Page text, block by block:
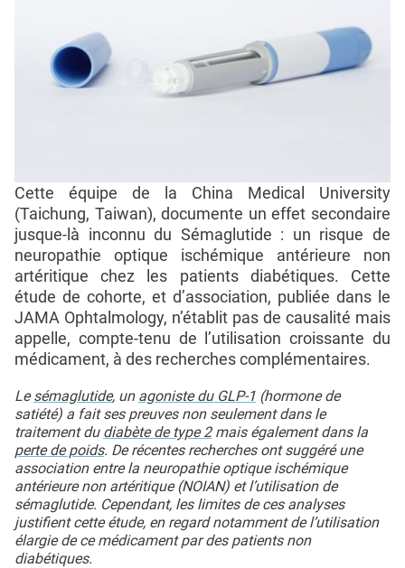
Cette équipe de la China Medical University
(Taichung, Taiwan), documente un effet secondaire
jusque-là inconnu du Sémaglutide : un risque de
neuropathie optique ischémique antérieure non
artéritique chez les patients diabétiques. Cette
étude de cohorte, et d’association, publiée dans le
JAMA Ophtalmology, n’établit pas de causalité mais
appelle, compte-tenu de l’utilisation croissante du
médicament, à des recherches complémentaires.
Lesémaglutide, un agoniste du GLP-1 (hormone de
satiété) a fait ses preuves non seulement dans le
traitement du diabète de type 2mais également dans la
perte de poids. De récentes recherches ont suggéré une
association entre la neuropathie optique ischémique
antérieure non artéritique (NOIAN) et l’utilisation de
sémaglutide. Cependant, les limites de ces analyses
justifient cette étude, en regard notamment de l’utilisation
élargie de ce médicament par des patients non
diabétiques.